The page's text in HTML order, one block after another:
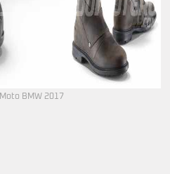
BMW 2017